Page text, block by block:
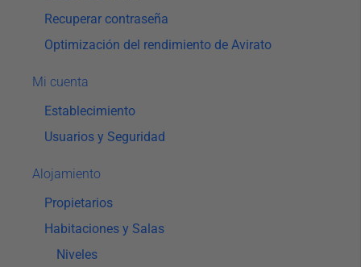
Recuperar contraseña
Optimización del rendimiento de Avirato
Mi cuenta
Establecimiento
Usuarios y Seguridad
Alojamiento
Propietarios
Habitaciones y Salas
Niveles